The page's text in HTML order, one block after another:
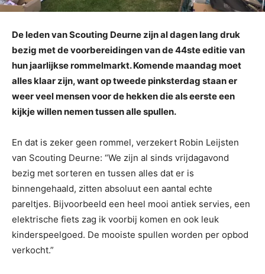
De leden van Scouting Deurne zijn al dagen lang druk
bezig met de voorbereidingen van de 44ste editie van
hun jaarlijkse rommelmarkt. Komende maandag moet
alles klaar zijn, want op tweede pinksterdag staan er
weer veel mensen voor de hekken die als eerste een
kijkje willen nemen tussen alle spullen.
En dat is zeker geen rommel, verzekert Robin Leijsten
van Scouting Deurne: “We zijn al sinds vrijdagavond
bezig met sorteren en tussen alles dat er is
binnengehaald, zitten absoluut een aantal echte
pareltjes. Bijvoorbeeld een heel mooi antiek servies, een
elektrische fiets zag ik voorbij komen en ook leuk
kinderspeelgoed. De mooiste spullen worden per opbod
verkocht.”